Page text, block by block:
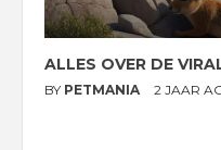
ALLES OVER DE
BY PETMANIA 2 JAAR